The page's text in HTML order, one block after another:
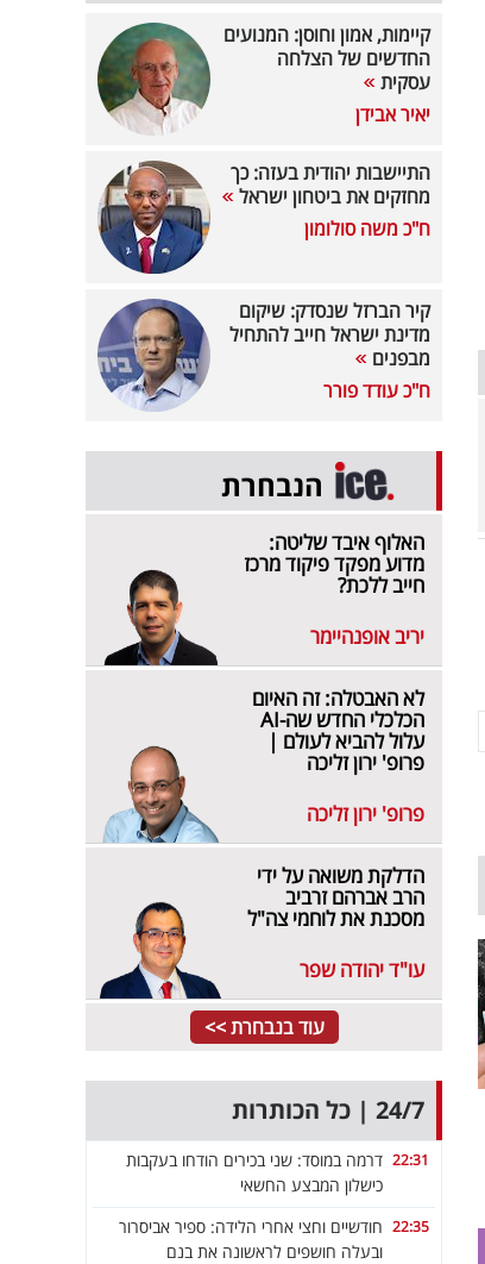
קיימות, אמון וחוסן: המנועים
החדשים של הצלחה
עסקית
יאיר אבידן
התיישבות יהודית בעזה: כך
מחזקים את ביטחון ישראל
ח"כ משה סולומון
קיר הברזל שנסדק: שיקום
מדינת ישראל חייב להתחיל
מבפנים
ח"כ עודד פורר
הנבחרת
האלוף איבד שליטה:
מדוע מפקד פיקוד מרכז
חייב ללכת?
יריב אופנהיימר
לא האבטלה: זה האיום
הכלכלי החדש שה-AI
עלול להביא לעולם |
פרופ' ירון זליכה
פרופ' ירון זליכה
הדלקת משואה על ידי
הרב אברהם זרביב
מסכנת את לוחמי צה"ל
עו"ד יהודה שפר
עוד בנבחרת >>
24/7 | כל הכותרות
22:31 דרמה במוסד: שני בכירים הודחו בעקבות
כישלון המבצע החשאי
22:35 חודשיים וחצי אחרי הלידה: ספיר אביסרור
ובעלה חושפים לראשונה את בנם